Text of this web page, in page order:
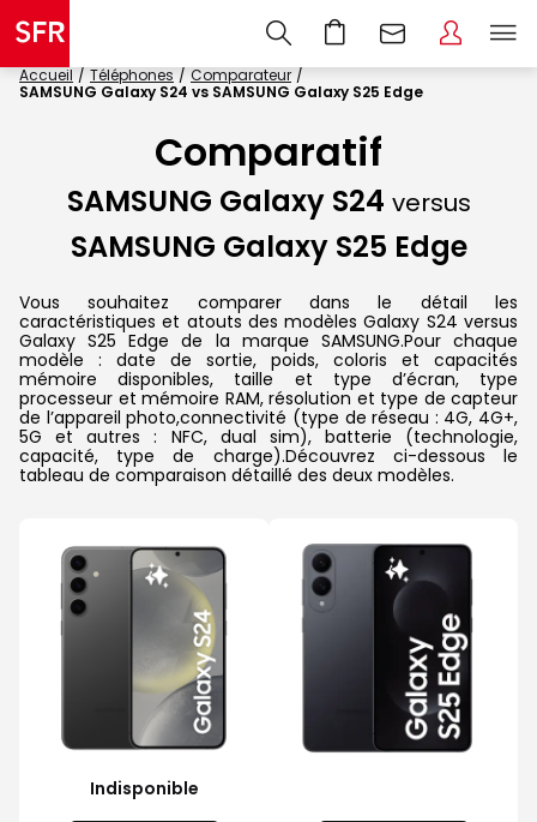
Accueil Téléphones
Comparateur
SAMSUNG Galaxy S24 vs SAMSUNG Galaxy S25 Edge
Comparatif
SAMSUNG Galaxy S24 versus
SAMSUNG Galaxy S25 Edge
Vous souhaitez comparer dans le détail les
caractéristiques et atouts des modèles Galaxy S24 versus
Galaxy S25 Edge de la marque SAMSUNG.Pour chaque
modèle : date de sortie, poids, coloris et capacités
mémoire disponibles, taille et type d’écran, type
processeur et mémoire RAM, résolution et type de capteur
de l’appareil photo,connectivité (type de réseau : 4G, 4G+,
5G et autres : NFC, dual sim), batterie (technologie,
capacité, type de charge).Découvrez ci-dessous le
tableau de comparaison détaillé des deux modèles.
Indisponible